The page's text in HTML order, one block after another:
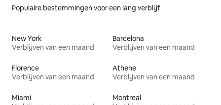
Populaire bestemmingen voor een lang verblijf
New York
Verblijven van een maand
Barcelona
Verblijven van een maand
Florence
Verblijven van een maand
Athene
Verblijven van een maand
Miami
Montreal